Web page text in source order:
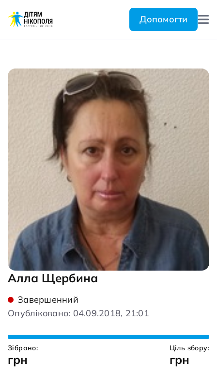
Допомогти
Алла Щербина
Завершенний
Опубліковано: 04.09.2018, 21:01
Зібрано:
грн
Ціль збору:
грн